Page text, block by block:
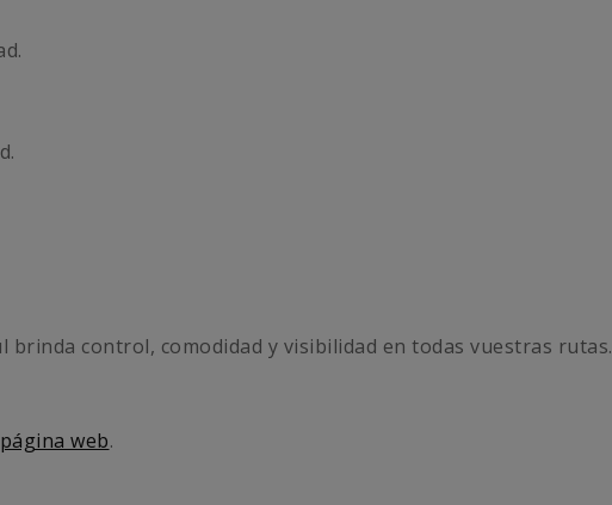
control, comodidad y visibilidad en todas vuestras rutas.
web.